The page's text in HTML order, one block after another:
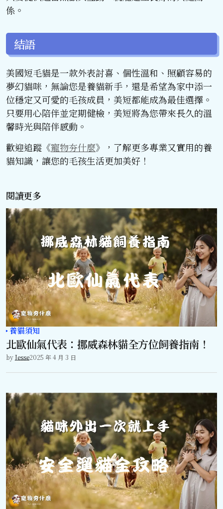
係。
結語
美國短毛貓是一款外表討喜、個性溫和、照顧容易的
夢幻貓咪，無論您是養貓新手，還是希望為家中添一
位穩定又可愛的毛孩成員，美短都能成為最佳選擇。
只要用心陪伴並定期健檢，美短將為您帶來長久的溫
馨時光與陪伴感動。
歡迎追蹤《寵物夯什麼》，了解更多專業又實用的養
貓知識，讓您的毛孩生活更加美好！
閱讀更多
養貓須知
北歐仙氣代表：挪威森林貓全方位飼養指南！
byJesse2025 年 4 月 3 日